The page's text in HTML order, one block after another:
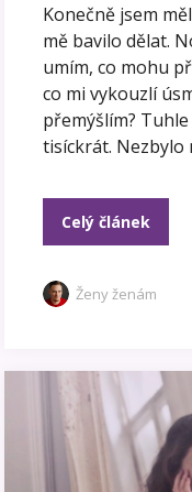
Konečně jsem
mě bavilo dělat.
umím, co mohu
co mi vykouzlí
přemýšlím?
tisíckrát. Nezbylo
Celý článek
Ženy ženám